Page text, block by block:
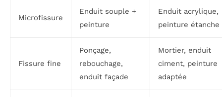
Microfissure
Enduit souple +
peinture
Enduit acrylique,
peinture étanche
Fissure fine
Ponçage,
rebouchage,
enduit façade
Mortier, enduit
ciment, peinture
adaptée